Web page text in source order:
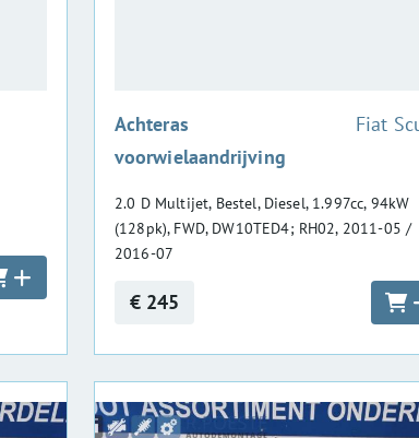
Achteras
voorwielaandrijving
:Fiat
2.0 D Multijet, Bestel, Diesel, 1.997cc, 94kW
(128pk), FWD, DW10TED4; RH02, 2011-05 /
2016-07
€ 245